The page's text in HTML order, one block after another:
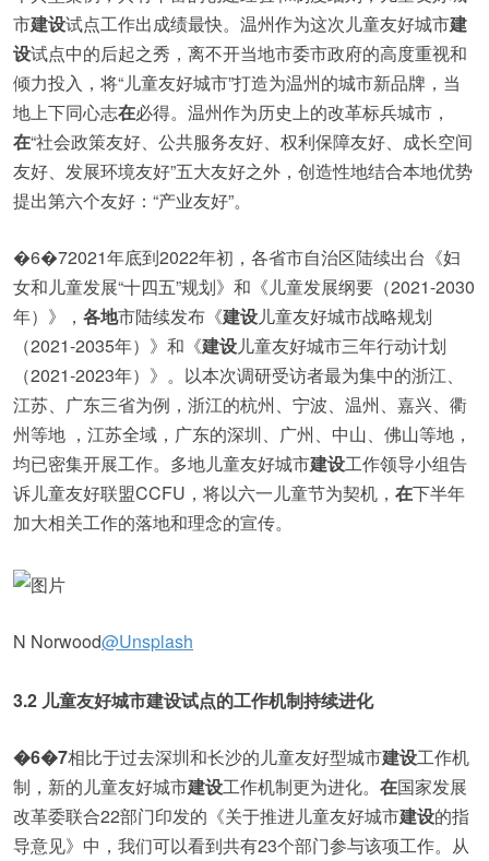
市建设试点工作出成绩最快。温州作为这次儿童友好城市建
设试点中的后起之秀，离不开当地市委市政府的高度重视和
倾力投入，将“儿童友好城市”打造为温州的城市新品牌，当
地上下同心志在必得。温州作为历史上的改革标兵城市，
在“社会政策友好、公共服务友好、权利保障友好、成长空间
友好、发展环境友好”五大友好之外，创造性地结合本地优势
提出第六个友好：“产业友好”。
�6�72021年底到2022年初，各省市自治区陆续出台《妇
女和儿童发展“十四五”规划》和《儿童发展纲要（2021-2030
年）》， 各地市陆续发布《建设儿童友好城市战略规划
（2021-2035年）》和《建设儿童友好城市三年行动计划
（2021-2023年）》。以本次调研受访者最为集中的浙江、
江苏、广东三省为例，浙江的杭州、宁波、温州、嘉兴、衢
州等地 ，江苏全域，广东的深圳、广州、中山、佛山等地，
均已密集开展工作。多地儿童友好城市建设工作领导小组告
诉儿童友好联盟CCFU，将以六一儿童节为契机， 在下半年
加大相关工作的落地和理念的宣传。
N Norwood@Unsplash
3.2 儿童友好城市建设试点的工作机制持续进化
�6�7相比于过去深圳和长沙的儿童友好型城市建设工作机
制，新的儿童友好城市建设工作机制更为进化。 在国家发展
改革委联合22部门印发的《关于推进儿童友好城市建设的指
导意见》中，我们可以看到共有23个部门参与该项工作。从